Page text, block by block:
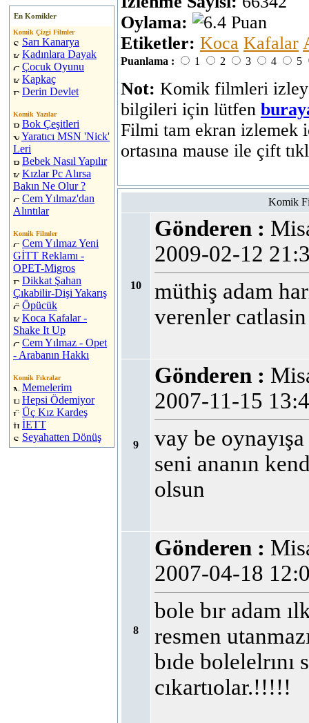
En Komikler
Komik Çizgi Filmler
Sarı Kanarya
Kadınlara Dayak
Çocuk Oyunu
Kapkaç
Derin Devlet
Komik Yazılar
Bok Çeşitleri
Yaratıcı MSN 'Nick'
Leri
Bebek Nasıl Yapılır
Kızlar Pc Alırsa
Bakın Ne Olur ?
Cem Yılmaz'dan
Alıntılar
Komik Filmler
Cem Yılmaz Yeni
GİTT Reklamı -
OPET-Migros
Dikkat Şahan
Çıkabilir-Dişi Yakarış
Öpücük
Koca Kafalar -
Shake It Up
Cem Yılmaz - Opet
- Arabanın Hakkı
Komik Fıkralar
Memelerim
Hepsi Ödemiyor
Üç Kız Kardeş
İETT
Seyahatten Dönüş
Oylama:
Etiketler: Koca Kafalar
Puanlama : 1 2 3 4 5
Not: Komik filmleri
bilgileri için lütfen
Filmi tam ekran izlemek
ortasına mause ile çift
Komik
10
Gönderen :
2009-02-12
müthiş adam
verenler catlasin
9
Gönderen :
2007-11-15
vay be
seni ananın
olsun
8
Gönderen :
2007-04-18
bole bır adam
resmen
bıde bolelelrını
cıkartıolar.!!!!!